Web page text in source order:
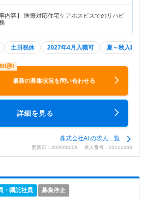
事内容】 医療対応住宅ケアホスピスでのリハビ
土日祝休 2027年4月入職可 夏～秋入職可
最新の募集状況を問い合わせる
詳細を見る
株式会社ATの求人一覧
更新日：2026/04/08 求人番号：10111463
・嘱託社員 募集停止